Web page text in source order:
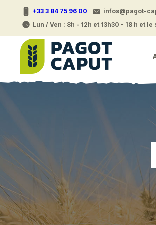
+33 3 84 75 96 00
infos@pagot-
Lun / Ven : 8h - 12h et 13h30 - 18 h et